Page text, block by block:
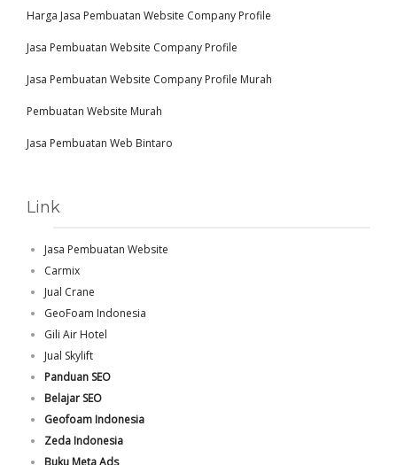
Harga Jasa Pembuatan Website Company Profile
Jasa Pembuatan Website Company Profile
Jasa Pembuatan Website Company Profile Murah
Pembuatan Website Murah
Jasa Pembuatan Web Bintaro
Link
Jasa Pembuatan Website
Carmix
Jual Crane
GeoFoam Indonesia
Gili Air Hotel
Jual Skylift
Panduan SEO
Belajar SEO
Geofoam Indonesia
Zeda Indonesia
Buku Meta Ads